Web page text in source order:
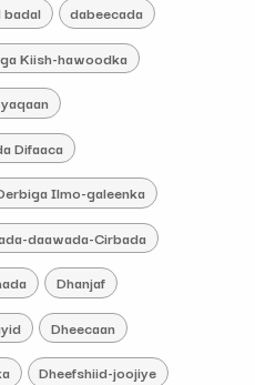
badal dabeecada
Kiish-hawoodka
Difaaca
Ilmo-galeenka
daawada-Cirbada
Dhanjaf
Dheecaan
Dheefshiid-joojiye